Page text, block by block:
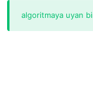
algoritmaya uyan